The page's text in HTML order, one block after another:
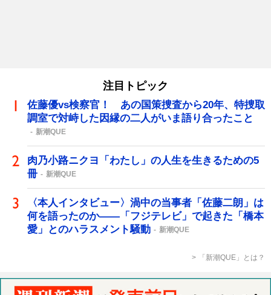
注目トピック
佐藤優vs検察官！ あの国策捜査から20年、特捜取
調室で対峙した因縁の二人がいま語り合ったこと
新潮QUE
肉乃小路ニクヨ「わたし」の人生を生きるための5
冊
新潮QUE
〈本人インタビュー〉渦中の当事者「佐藤二朗」は
何を語ったのか――「フジテレビ」で起きた「橋本
愛」とのハラスメント騒動
新潮QUE
「新潮QUE」とは？